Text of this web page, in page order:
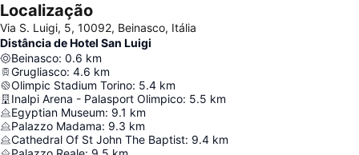
Localização
Via S. Luigi, 5, 10092, Beinasco, Itália
Distância de Hotel San Luigi
Beinasco: 0.6 km
Grugliasco: 4.6 km
Olimpic Stadium Torino: 5.4 km
Inalpi Arena - Palasport Olimpico: 5.5 km
Egyptian Museum: 9.1 km
Palazzo Madama: 9.3 km
Cathedral Of St John The Baptist: 9.4 km